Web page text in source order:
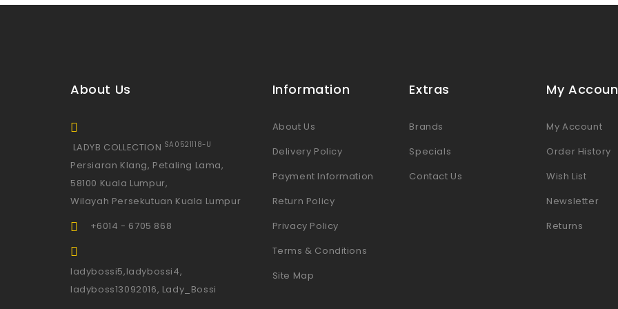
About Us
LADYB COLLECTION SA0521118-U
Persiaran Klang, Petaling Lama,
58100 Kuala Lumpur,
Wilayah Persekutuan Kuala Lumpur
+6014 - 6705 868
ladybossi5,ladybossi4,
ladyboss13092016, Lady_Bossi
Information
About Us
Delivery Policy
Payment Information
Return Policy
Privacy Policy
Terms & Conditions
Site Map
Extras
Brands
Specials
Contact Us
My
My Account
Order History
Wish List
Newsletter
Returns